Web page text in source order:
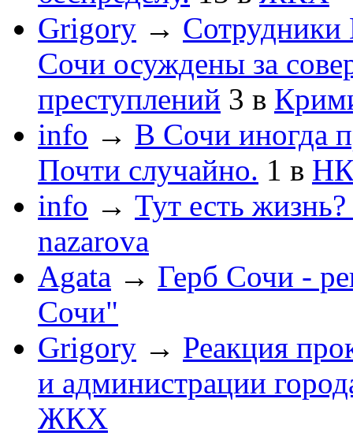
Grigory →
Сочи осуждены за
преступлений 3 в
info → В Сочи иногда
Почти случайно. 1 в
info → Тут есть
nazarova
Agata → Герб Сочи -
Сочи"
Grigory → Реакция
и администрации
ЖКХ